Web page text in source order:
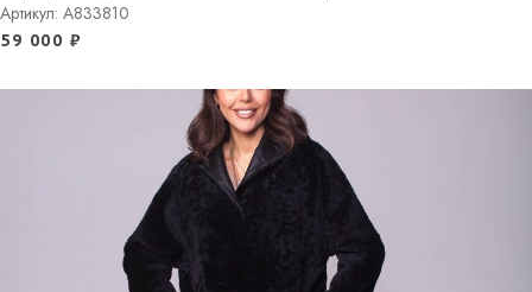
Артикул: A833810
59 000 ₽